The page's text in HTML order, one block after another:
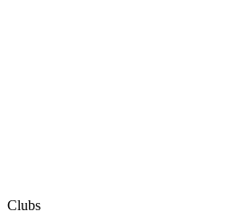
Clubs